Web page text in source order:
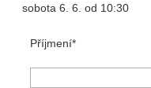
sobota 6. 6. od 10:30
Příjmení